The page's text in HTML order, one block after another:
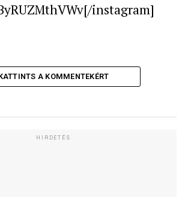
instagram]
A KOMMENTEKÉRT
HIRDETÉS